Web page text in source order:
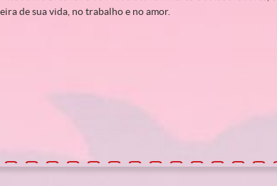
de sua vida, no trabalho e no amor.